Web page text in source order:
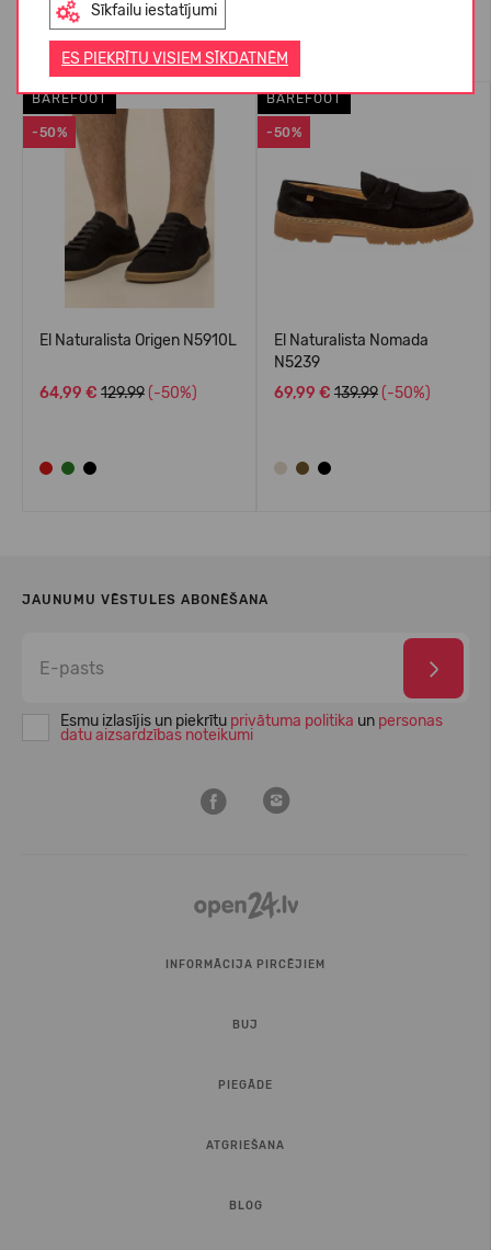
Sīkfailu iestatījumi
ES PIEKRĪTU VISIEM SĪKDATNĒM
Līdzīgas preces
-50%
BAREFOOT
El Naturalista Origen N5910L
64,99 € 129.99 (-50%)
-50%
BAREFOOT
El Naturalista Nomada
N5239
69,99 € 139.99 (-50%)
JAUNUMU VĒSTULES ABONĒŠANA
Esmu izlasījis un piekrītu privātuma politika un personas
datu aizsardzības noteikumi
INFORMĀCIJA PIRCĒJIEM
BUJ
PIEGĀDE
ATGRIEŠANA
BLOG